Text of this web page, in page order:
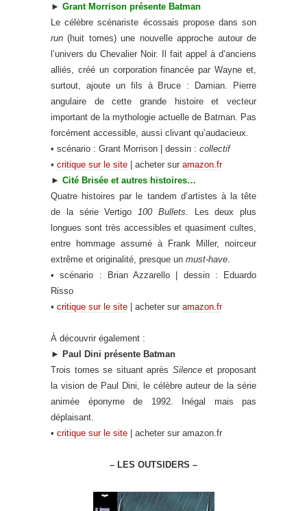
► Grant Morrison présente Batman
Le célèbre scénariste écossais propose dans son
run (huit tomes) une nouvelle approche autour de
l’univers du Chevalier Noir. Il fait appel à d’anciens
alliés, créé un corporation financée par Wayne et,
surtout, ajoute un fils à Bruce : Damian. Pierre
angulaire de cette grande histoire et vecteur
important de la mythologie actuelle de Batman. Pas
forcément accessible, aussi clivant qu’audacieux.
• scénario : Grant Morrison | dessin : collectif
• critique sur le site | acheter sur amazon.fr
► Cité Brisée et autres histoires…
Quatre histoires par le tandem d’artistes à la tête
de la série Vertigo 100 Bullets. Les deux plus
longues sont très accessibles et quasiment cultes,
entre hommage assumé à Frank Miller, noirceur
extrême et originalité, presque un must-have.
• scénario : Brian Azzarello | dessin : Eduardo
Risso
• critique sur le site | acheter sur amazon.fr
À découvrir également :
► Paul Dini présente Batman
Trois tomes se situant après Silenceet proposant
la vision de Paul Dini, le célèbre auteur de la série
animée éponyme de 1992. Inégal mais pas
déplaisant.
• critique sur le site | acheter sur amazon.fr
– LES OUTSIDERS –